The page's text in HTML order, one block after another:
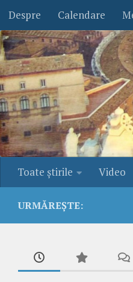
Skip to content
Despre Calendare
Toate ştirile Video
URMĂREȘTE: